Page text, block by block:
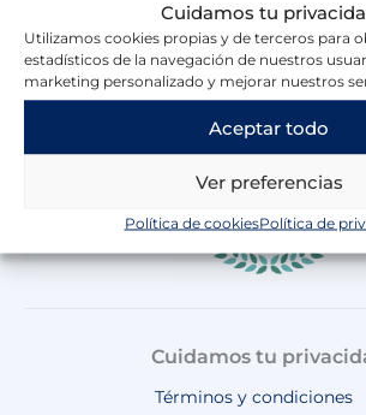
Cuidamos tu
Utilizamos cookies propias y de terceros para
estadísticos de la navegación de nuestros
marketing personalizado y mejorar nuestros
Aceptar todo
Ver preferencias
Política de cookiesPolítica de
e
b
o
o
s
t
a
g
r
a
m
k
t
o
k
u
t
u
b
e
Cuidamos tu
Términos y condiciones